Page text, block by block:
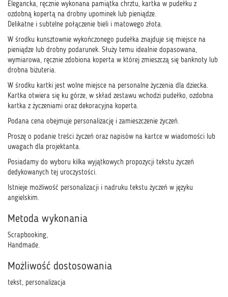
Elegancka, ręcznie wykonana pamiątka chrztu, kartka w pudełku z
ozdobną kopertą na drobny upominek lub pieniądze.
Delikatne i subtelne połączenie bieli i matowego złota.
W środku kunsztownie wykończonego pudełka znajduje się miejsce na
pieniądze lub drobny podarunek. Służy temu idealnie dopasowana,
wymiarowa, ręcznie zdobiona koperta w której zmieszczą się banknoty lub
drobna biżuteria.
W środku kartki jest wolne miejsce na personalne życzenia dla dziecka.
Kartka otwiera się ku górze, w skład zestawu wchodzi pudełko, ozdobna
kartka z życzeniami oraz dekoracyjna koperta.
Podana cena obejmuje personalizację i zamieszczenie życzeń.
Proszę o podanie treści życzeń oraz napisów na kartce w wiadomości lub
uwagach dla projektanta.
Posiadamy do wyboru kilka wyjątkowych propozycji tekstu życzeń
dedykowanych tej uroczystości.
Istnieje możliwość personalizacji i nadruku tekstu życzeń w języku
angielskim.
Metoda wykonania
Scrapbooking,
Handmade.
Możliwość dostosowania
tekst, personalizacja